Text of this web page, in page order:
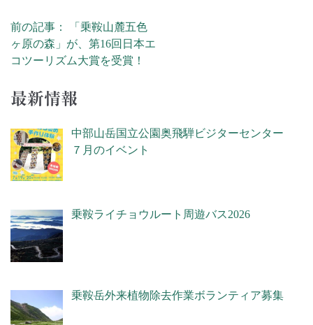
投稿ナビゲーション
前の記事： 「乗鞍山麓五色
ヶ原の森」が、第16回日本エ
コツーリズム大賞を受賞！
最新情報
中部山岳国立公園奥飛騨ビジターセンター
７月のイベント
乗鞍ライチョウルート周遊バス2026
乗鞍岳外来植物除去作業ボランティア募集